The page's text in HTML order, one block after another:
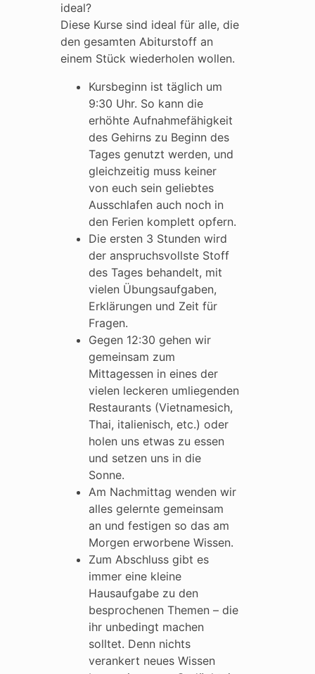
ideal?
Diese Kurse sind ideal für alle, die
den gesamten Abiturstoff an
einem Stück wiederholen wollen.
Kursbeginn ist täglich um
9:30 Uhr. So kann die
erhöhte Aufnahmefähigkeit
des Gehirns zu Beginn des
Tages genutzt werden, und
gleichzeitig muss keiner
von euch sein geliebtes
Ausschlafen auch noch in
den Ferien komplett opfern.
Die ersten 3 Stunden wird
der anspruchsvollste Stoff
des Tages behandelt, mit
vielen Übungsaufgaben,
Erklärungen und Zeit für
Fragen.
Gegen 12:30 gehen wir
gemeinsam zum
Mittagessen in eines der
vielen leckeren umliegenden
Restaurants (Vietnamesich,
Thai, italienisch, etc.) oder
holen uns etwas zu essen
und setzen uns in die
Sonne.
Am Nachmittag wenden wir
alles gelernte gemeinsam
an und festigen so das am
Morgen erworbene Wissen.
Zum Abschluss gibt es
immer eine kleine
Hausaufgabe zu den
besprochenen Themen – die
ihr unbedingt machen
solltet. Denn nichts
verankert neues Wissen